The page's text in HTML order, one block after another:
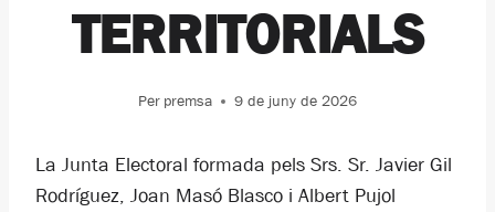
TERRITORIALS
Per premsa 9 de juny de 2026
La Junta Electoral formada pels Srs. Sr. Javier Gil
Rodríguez, Joan Masó Blasco i Albert Pujol